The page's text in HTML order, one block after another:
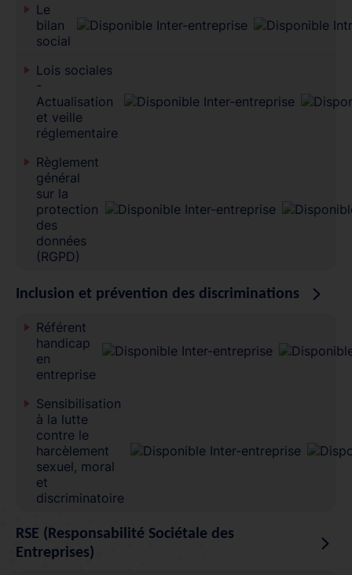
Le
bilan
social
Lois sociales
-
Actualisation
et veille
réglementaire
Règlement
général
sur la
protection
des
données
(RGPD)
Inclusion et prévention des discriminations
Référent
handicap
en
entreprise
Sensibilisation
à la lutte
contre le
harcèlement
sexuel, moral
et
discriminatoire
RSE (Responsabilité Sociétale des
Entreprises)